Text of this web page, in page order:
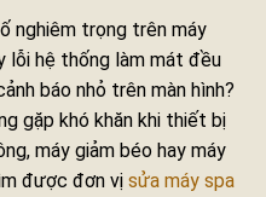
nghiêm trọng trên máy
lỗi hệ thống làm mát đều
báo nhỏ trên màn hình?
gặp khó khăn khi thiết bị
máy giảm béo hay máy
được đơn vị sửa máy spa